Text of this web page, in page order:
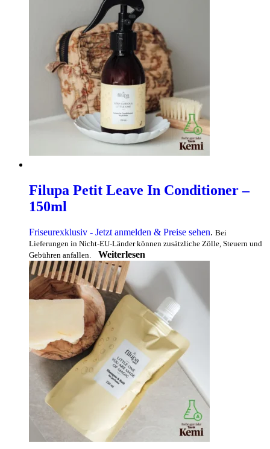
Filupa Petit Leave In Conditioner –
150ml
Friseurexklusiv - Jetzt anmelden & Preise sehen. Bei
Lieferungen in Nicht-EU-Länder können zusätzliche Zölle, Steuern und
Gebühren anfallen.
Weiterlesen